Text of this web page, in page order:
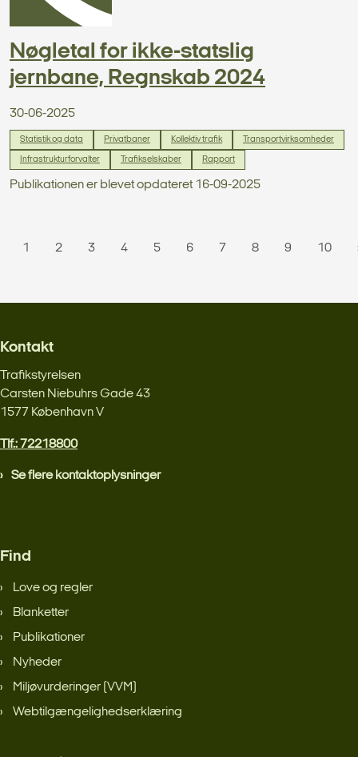
Nøgletal for ikke-statslig
jernbane, Regnskab 2024
30-06-2025
Statistik og data Privatbaner Kollektiv trafik Transportvirksomheder
Infrastrukturforvalter Trafikselskaber Rapport
Publikationen er blevet opdateret 16-09-2025
1 2 3 4 5 6 7 8 9 10
Kontakt
Trafikstyrelsen
Carsten Niebuhrs Gade 43
1577 København V
Tlf.: 72218800
Se flere kontaktoplysninger
Find
Love og regler
Blanketter
Publikationer
Nyheder
Miljøvurderinger (VVM)
Webtilgængelighedserklæring